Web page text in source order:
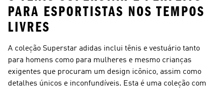
PARA ESPORTISTAS NOS TEMPOS
LIVRES
A coleção Superstar adidas inclui tênis e vestuário tanto
para homens como para mulheres e mesmo crianças
exigentes que procuram um design icônico, assim como
detalhes únicos e inconfundíveis. Esta é uma coleção com